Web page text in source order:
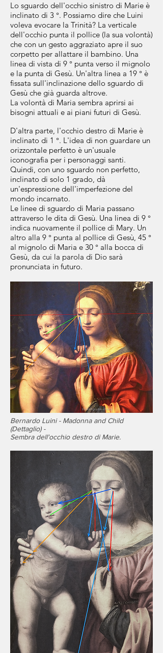
Lo sguardo dell'occhio sinistro di Marie è
inclinato di 3 °. Possiamo dire che Luini
voleva evocare la Trinità? La verticale
dell'occhio punta il pollice (la sua volontà)
che con un gesto aggraziato apre il suo
corpetto per allattare il bambino. Una
linea di vista di 9 ° punta verso il mignolo
e la punta di Gesù. Un'altra linea a 19 ° è
fissata sull'inclinazione dello sguardo di
Gesù che già guarda altrove.
La volontà di Maria sembra aprirsi ai
bisogni attuali e ai piani futuri di Gesù.
D'altra parte, l'occhio destro di Marie è
inclinato di 1 °. L'idea di non guardare un
orizzontale perfetto è un'usuale
iconografia per i personaggi santi.
Quindi, con uno sguardo non perfetto,
inclinato di solo 1 grado, dà
un'espressione dell'imperfezione del
mondo incarnato.
Le linee di sguardo di Maria passano
attraverso le dita di Gesù. Una linea di 9 °
indica nuovamente il pollice di Mary. Un
altro alla 9 ° punta al pollice di Gesù, 45 °
al mignolo di Maria e 30 ° alla bocca di
Gesù, da cui la parola di Dio sarà
pronunciata in futuro.
Bernardo Luini - Madonna and Child
(Dettaglio) -
Sembra dell'occhio destro di Marie.